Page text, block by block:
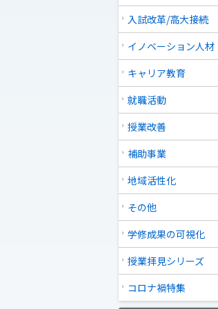
入試改革/高大接続
イノベーション人材
キャリア教育
就職活動
授業改善
補助事業
地域活性化
その他
学修成果の可視化
授業拝見シリーズ
コロナ禍特集